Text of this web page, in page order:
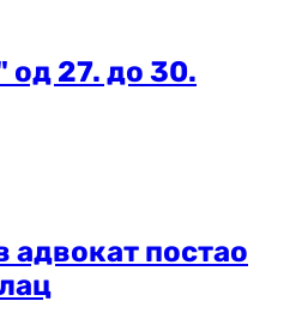
од 27. до 30.
постао